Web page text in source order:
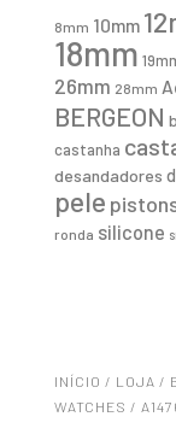
8mm 10mm
18mm
26mm 28mm
BERGEON
castanha
desandadores
pele
ronda silicone
INÍCIO / LOJA /
WATCHES /